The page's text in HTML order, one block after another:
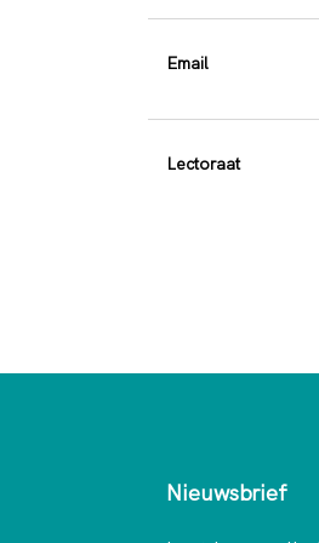
Email
Lectoraat
Nieuwsbrief